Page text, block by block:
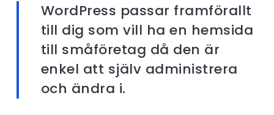
WordPress passar framförallt
till dig som vill ha en hemsida
till småföretag då den är
enkel att själv administrera
och ändra i.